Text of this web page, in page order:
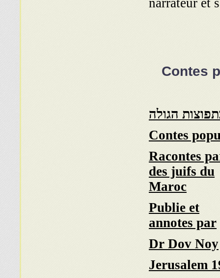
narrateur et
Contes
Contes
Racontes
des juifs du
Maroc
Publie et
annotes par
Dr Dov Noy
Jerusalem